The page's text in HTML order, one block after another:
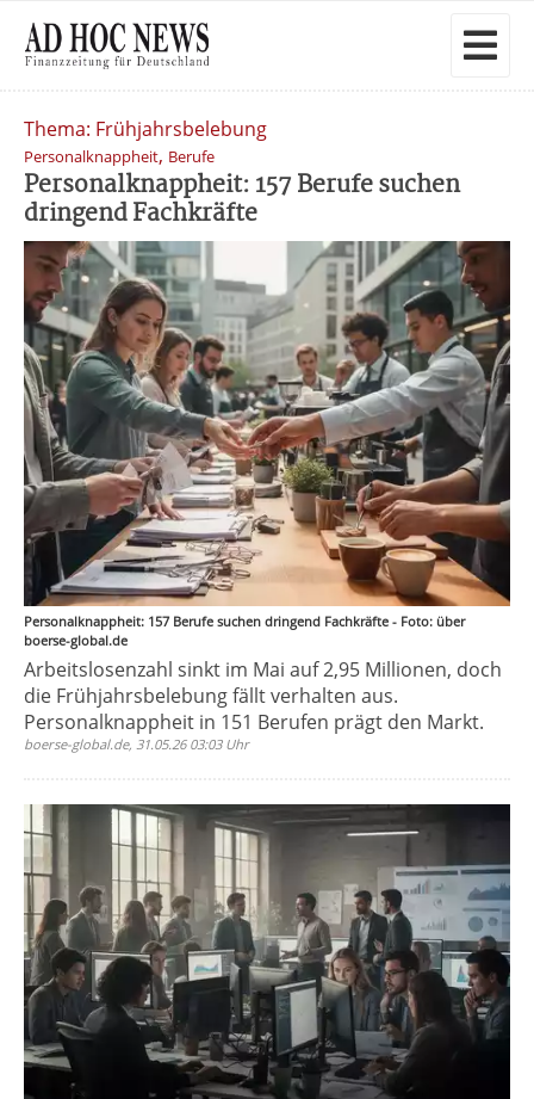
Thema: Frühjahrsbelebung
Personalknappheit, Berufe
Personalknappheit: 157 Berufe suchen
dringend Fachkräfte
Personalknappheit: 157 Berufe suchen dringend Fachkräfte - Foto: über
boerse-global.de
Arbeitslosenzahl sinkt im Mai auf 2,95 Millionen, doch
die Frühjahrsbelebung fällt verhalten aus.
Personalknappheit in 151 Berufen prägt den Markt.
boerse-global.de, 31.05.26 03:03 Uhr